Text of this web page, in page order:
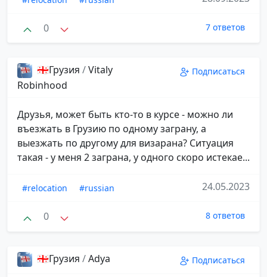
0 7 ответов
🇬🇪Грузия /Vitaly
Robinhood
Подписаться
Друзья, может быть кто-то в курсе - можно ли
въезжать в Грузию по одному заграну, а
выезжать по другому для визарана? Ситуация
такая - у меня 2 заграна, у одного скоро истекае...
#relocation #russian 24.05.2023
0 8 ответов
🇬🇪Грузия /Adya Подписаться